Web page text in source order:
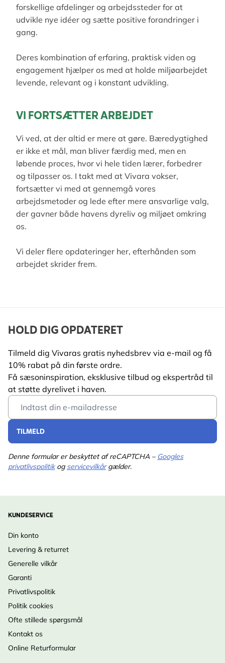
forskellige afdelinger og arbejdssteder for at
udvikle nye idéer og sætte positive forandringer i
gang.
Deres kombination af erfaring, praktisk viden og
engagement hjælper os med at holde miljøarbejdet
levende, relevant og i konstant udvikling.
VI FORTSÆTTER ARBEJDET
Vi ved, at der altid er mere at gøre. Bæredygtighed
er ikke et mål, man bliver færdig med, men en
løbende proces, hvor vi hele tiden lærer, forbedrer
og tilpasser os. I takt med at Vivara vokser,
fortsætter vi med at gennemgå vores
arbejdsmetoder og lede efter mere ansvarlige valg,
der gavner både havens dyreliv og miljøet omkring
os.
Vi deler flere opdateringer her, efterhånden som
arbejdet skrider frem.
HOLD DIG OPDATERET
Tilmeld dig Vivaras gratis nyhedsbrev via e-mail og få
10% rabat på din første ordre.
Få sæsoninspiration, eksklusive tilbud og ekspertråd til
at støtte dyrelivet i haven.
Email Address
TILMELD
Denne formular er beskyttet af reCAPTCHA – Googles
privatlivspolitikog servicevilkårgælder.
KUNDESERVICE
Din konto
Levering & returret
Generelle vilkår
Garanti
Privatlivspolitik
Politik cookies
Ofte stillede spørgsmål
Kontakt os
Online Returformular